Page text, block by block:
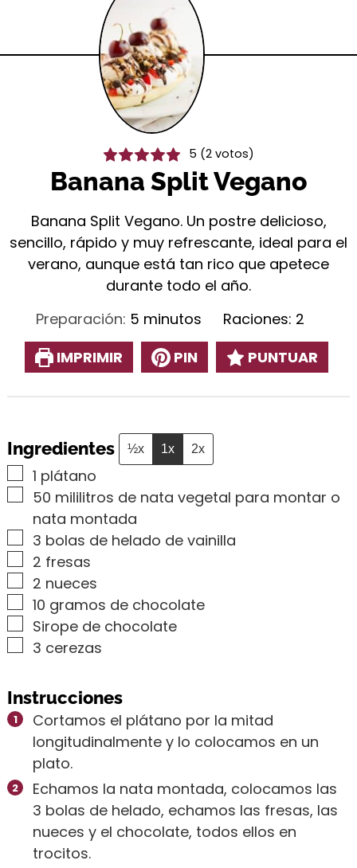
5 (2 votos)
Banana Split Vegano
Banana Split Vegano. Un postre delicioso,
sencillo, rápido y muy refrescante, ideal para el
verano, aunque está tan rico que apetece
durante todo el año.
Preparación: 5minutos
minutos Raciones: 2
IMPRIMIR
PIN PUNTUAR
Ingredientes ½x 1x 2x
▢1 plátano
▢
50 mililitros de nata vegetal para montar o
nata montada
▢
3 bolas de helado de vainilla
▢
2 fresas
▢
2 nueces
▢
10 gramos de chocolate
▢
Sirope de chocolate
▢
3 cerezas
Instrucciones
Cortamos el plátano por la mitad
longitudinalmente y lo colocamos en un
plato.
Echamos la nata montada, colocamos las
3 bolas de helado, echamos las fresas, las
nueces y el chocolate, todos ellos en
trocitos.